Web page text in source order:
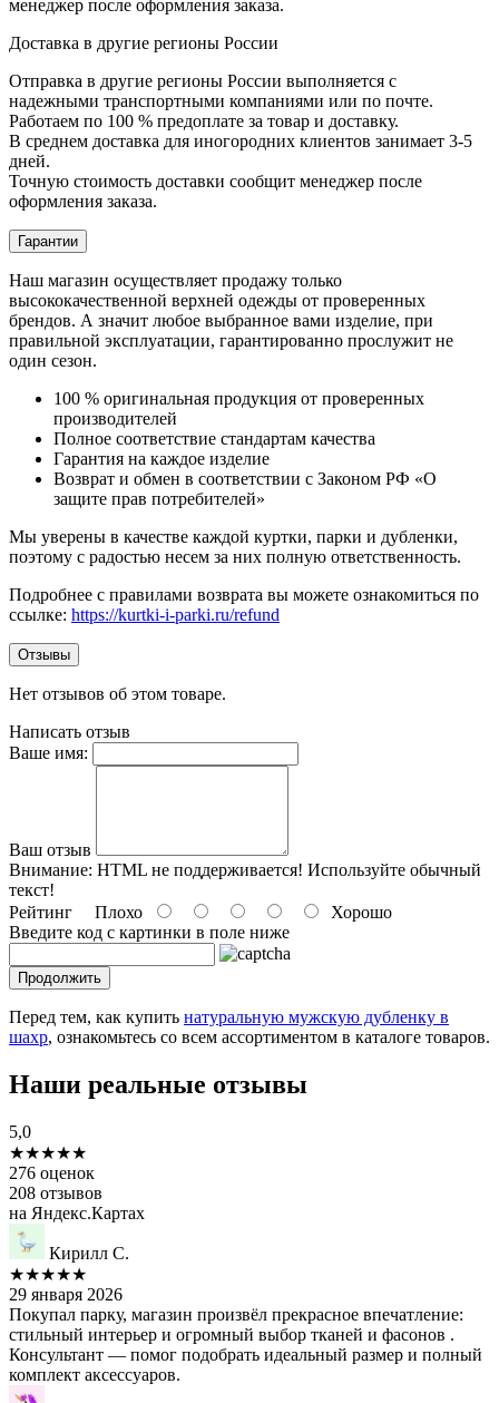
менеджер после оформления заказа.
Доставка в другие регионы России
Отправка в другие регионы России выполняется с
надежными транспортными компаниями или по почте.
Работаем по 100 % предоплате за товар и доставку.
В среднем доставка для иногородних клиентов занимает 3-5
дней.
Точную стоимость доставки сообщит менеджер после
оформления заказа.
Гарантии
Наш магазин осуществляет продажу только
высококачественной верхней одежды от проверенных
брендов. А значит любое выбранное вами изделие, при
правильной эксплуатации, гарантированно прослужит не
один сезон.
100 % оригинальная продукция от проверенных
производителей
Полное соответствие стандартам качества
Гарантия на каждое изделие
Возврат и обмен в соответствии с Законом РФ «О
защите прав потребителей»
Мы уверены в качестве каждой куртки, парки и дубленки,
поэтому с радостью несем за них полную ответственность.
Подробнее с правилами возврата вы можете ознакомиться по
ссылке: https://kurtki-i-parki.ru/refund
Отзывы
Нет отзывов об этом товаре.
Написать отзыв
Ваше имя:
Ваш отзыв
Внимание: HTML не поддерживается! Используйте обычный
текст!
Рейтинг Плохо
Хорошо
Введите код c картинки в поле ниже
Продолжить
Перед тем, как купить натуральную мужскую дубленку в
шахр, ознакомьтесь со всем ассортиментом в каталоге товаров.
Наши реальные отзывы
5,0
★★★★★
276 оценок
208 отзывов
на Яндекс.Картах
Кирилл С.
★★★★★
29 января 2026
Покупал парку, магазин произвёл прекрасное впечатление:
стильный интерьер и огромный выбор тканей и фасонов .
Консультант — помог подобрать идеальный размер и полный
комплект аксессуаров.